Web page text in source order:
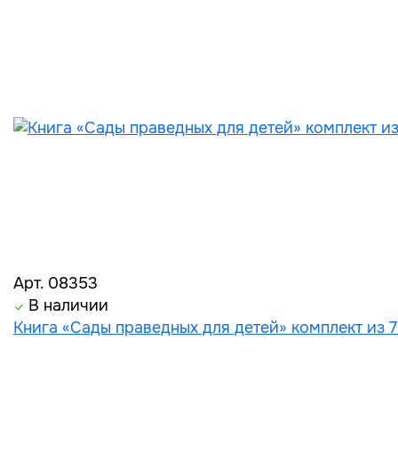
Арт. 08353
В наличии
Книга «Сады праведных для детей» комплект из